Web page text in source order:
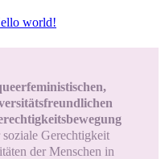
world!
Gerechtigkeit
der Menschen in